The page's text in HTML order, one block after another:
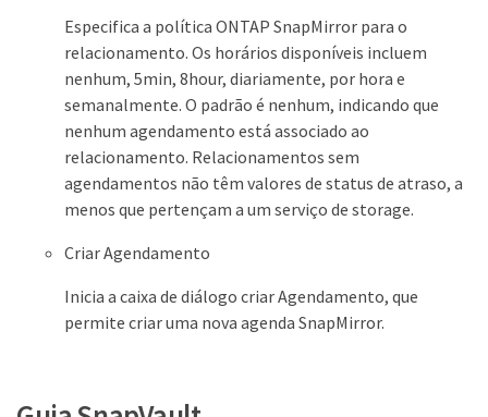
Especifica a política ONTAP SnapMirror para o
relacionamento. Os horários disponíveis incluem
nenhum, 5min, 8hour, diariamente, por hora e
semanalmente. O padrão é nenhum, indicando que
nenhum agendamento está associado ao
relacionamento. Relacionamentos sem
agendamentos não têm valores de status de atraso, a
menos que pertençam a um serviço de storage.
Criar Agendamento
Inicia a caixa de diálogo criar Agendamento, que
permite criar uma nova agenda SnapMirror.